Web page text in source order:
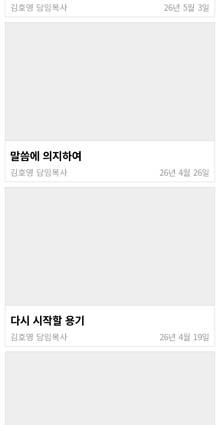
김호영 담임목사 26년 5월 3일
말씀에 의지하여
김호영 담임목사 26년 4월 26일
다시 시작할 용기
김호영 담임목사 26년 4월 19일